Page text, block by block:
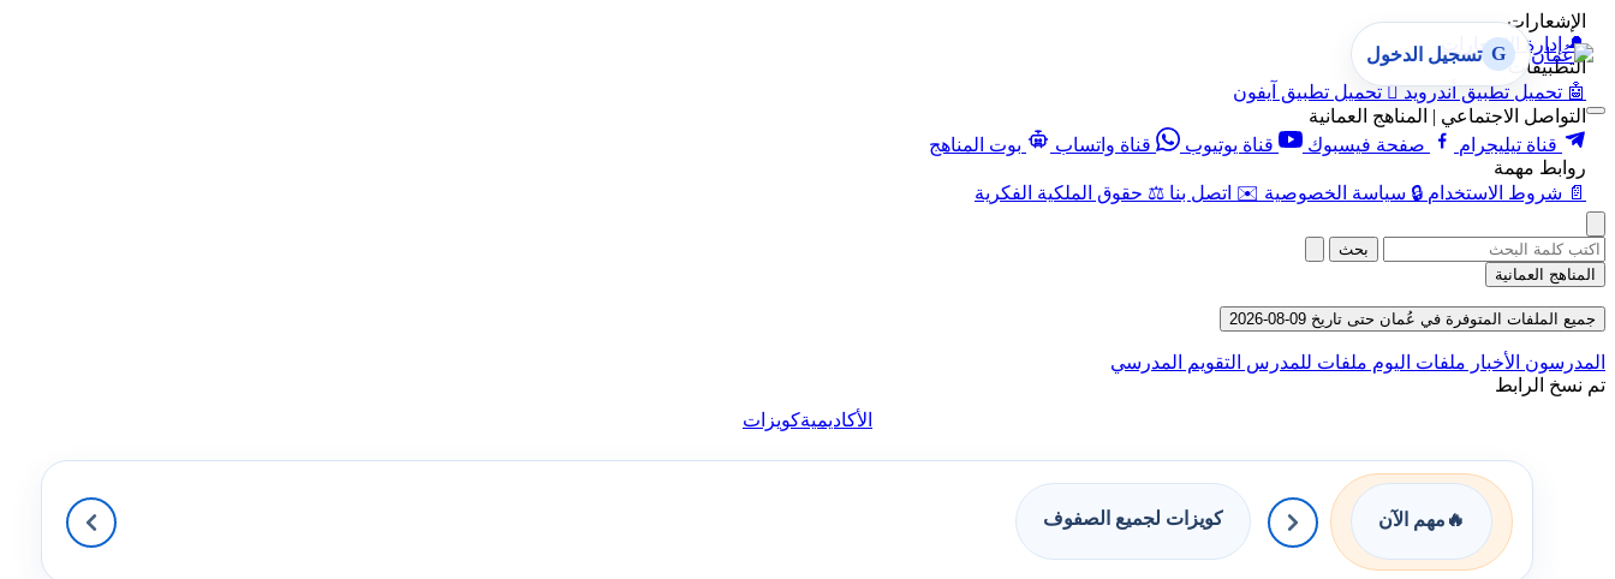
الإشعارات
🔔 إدارة الإشعارات
التطبيقات
🤖 تحميل تطبيق أندرويد  تحميل تطبيق آيفون
التواصل الاجتماعي | المناهج العمانية
قناة تيليجرام
صفحة فيسبوك قناة يوتيوب قناة واتساب
بوت المناهج
روابط مهمة
📄 شروط الاستخدام 🔒 سياسة الخصوصية ✉️ اتصل بنا ⚖️ حقوق الملكية الفكرية
G تسجيل الدخول
بحث
المناهج العمانية
جميع الملفات المتوفرة في عُمان حتى تاريخ 09-08-2026
المدرسون الأخبار ملفات اليوم ملفات للمدرس التقويم المدرسي
تم نسخ الرابط
الأكاديميةكويزات
🔥 مهم الآن كويزات لجميع الصفوف